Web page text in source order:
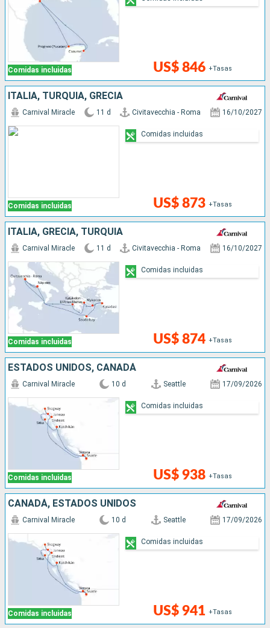
Comidas incluidas US$ 846 +Tasas
ITALIA, TURQUÍA, GRECIA
Comidas incluidas
Carnival Miracle 11 d Civitavecchia - Roma 16/10/2027
US$ 873 +Tasas
Comidas incluidas
ITALIA, GRECIA, TURQUÍA
Comidas incluidas
Carnival Miracle 11 d Civitavecchia - Roma 16/10/2027
US$ 874 +Tasas
Comidas incluidas
ESTADOS UNIDOS, CANADÁ
Comidas incluidas
Carnival Miracle 10 d Seattle 17/09/2026
US$ 938 +Tasas
Comidas incluidas
CANADÁ, ESTADOS UNIDOS
Comidas incluidas
Carnival Miracle 10 d Seattle 17/09/2026
US$ 941 +Tasas
Comidas incluidas